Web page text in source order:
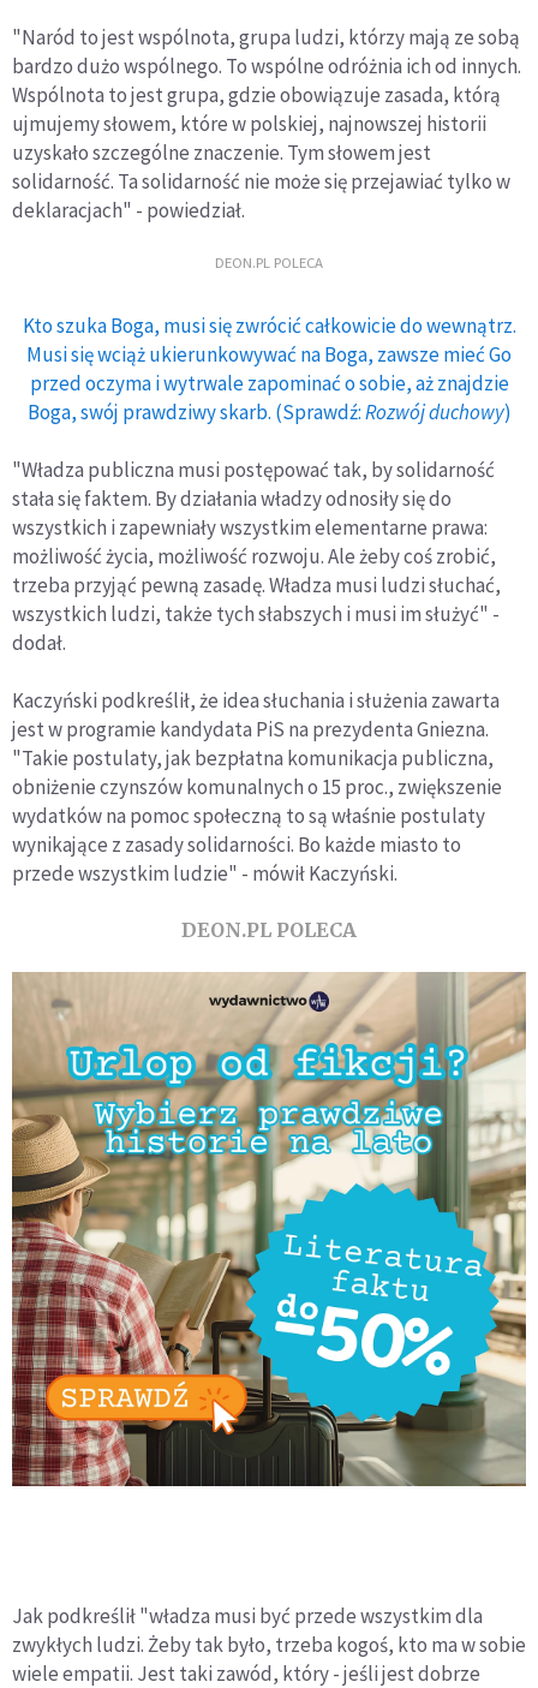
"Naród to jest wspólnota, grupa ludzi, którzy mają ze sobą
bardzo dużo wspólnego. To wspólne odróżnia ich od innych.
Wspólnota to jest grupa, gdzie obowiązuje zasada, którą
ujmujemy słowem, które w polskiej, najnowszej historii
uzyskało szczególne znaczenie. Tym słowem jest
solidarność. Ta solidarność nie może się przejawiać tylko w
deklaracjach" - powiedział.
DEON.PL POLECA
Kto szuka Boga, musi się zwrócić całkowicie do wewnątrz.
Musi się wciąż ukierunkowywać na Boga, zawsze mieć Go
przed oczyma i wytrwale zapominać o sobie, aż znajdzie
Boga, swój prawdziwy skarb. (Sprawdź:Rozwój duchowy)
"Władza publiczna musi postępować tak, by solidarność
stała się faktem. By działania władzy odnosiły się do
wszystkich i zapewniały wszystkim elementarne prawa:
możliwość życia, możliwość rozwoju. Ale żeby coś zrobić,
trzeba przyjąć pewną zasadę. Władza musi ludzi słuchać,
wszystkich ludzi, także tych słabszych i musi im służyć" -
dodał.
Kaczyński podkreślił, że idea słuchania i służenia zawarta
jest w programie kandydata PiS na prezydenta Gniezna.
"Takie postulaty, jak bezpłatna komunikacja publiczna,
obniżenie czynszów komunalnych o 15 proc., zwiększenie
wydatków na pomoc społeczną to są właśnie postulaty
wynikające z zasady solidarności. Bo każde miasto to
przede wszystkim ludzie" - mówił Kaczyński.
DEON.PL POLECA
Jak podkreślił "władza musi być przede wszystkim dla
zwykłych ludzi. Żeby tak było, trzeba kogoś, kto ma w sobie
wiele empatii. Jest taki zawód, który - jeśli jest dobrze